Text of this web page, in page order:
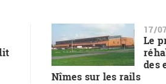
17/
Le
des
Nîmes sur les rails